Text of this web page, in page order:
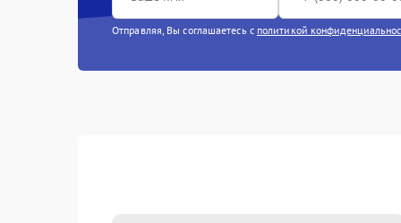
Отправляя, Вы соглашаетесь с политикой